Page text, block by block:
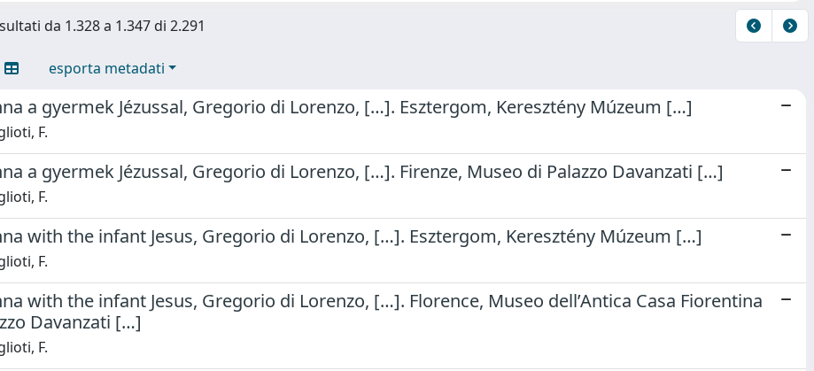
da 1.328 a 1.347 di 2.291
esporta metadati
a gyermek Jézussal, Gregorio di Lorenzo, […]. Esztergom, Keresztény Múzeum […]
F.
a gyermek Jézussal, Gregorio di Lorenzo, […]. Firenze, Museo di Palazzo Davanzati […]
F.
with the infant Jesus, Gregorio di Lorenzo, […]. Esztergom, Keresztény Múzeum […]
F.
with the infant Jesus, Gregorio di Lorenzo, […]. Florence, Museo dell’Antica Casa Fiorentina
Davanzati […]
F.